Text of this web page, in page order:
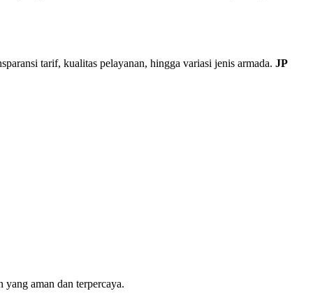
tarif, kualitas pelayanan, hingga variasi jenis armada. JP
aman dan terpercaya.